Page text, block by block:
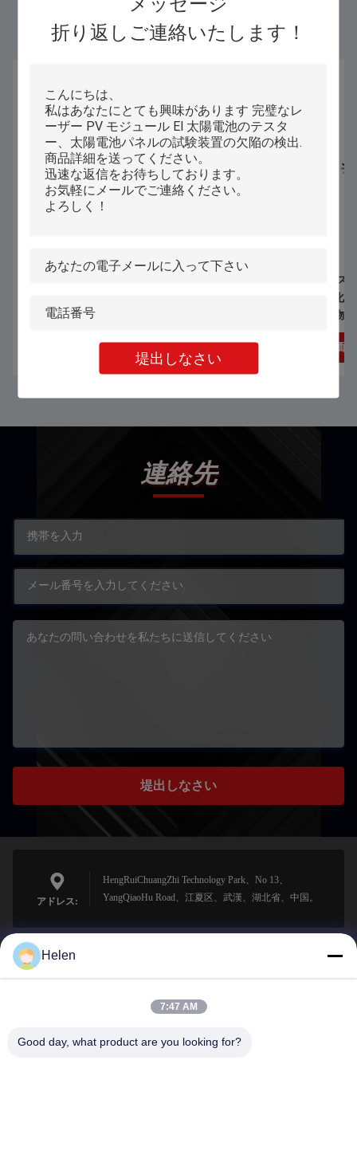
折り返しご連絡いたします！
堤出しなさい
同じようなプロダクト
合金 熱電板の溶接用
最もよい価格を得なさい
暖かい下着 ブレス
動コンピュータ化
機 CNC 織物 織物
最もよい価
連絡先
堤出しなさい
アドレス:
HengRuiChuangZhi Technology Park、No 13、
YangQiaoHu Road、江夏区、武漢、湖北省、中国。
sales@perfectlaser.net
Helen
7:47 AM
Good day, what product are you looking for?